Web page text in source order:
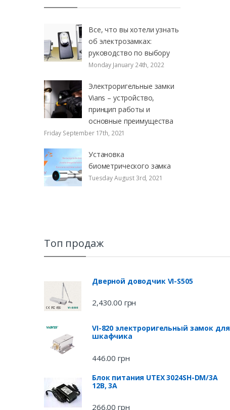
Все, что вы хотели узнать
об электрозамках:
руководство по выбору
Monday January 24th, 2022
Электроригельные замки
Vians – устройство,
принцип работы и
основные преимущества
Friday September 17th, 2021
Установка
биометрического замка
Tuesday August 3rd, 2021
Топ продаж
Дверной доводчик VI-S505
2,430.00 грн
VI-820 электроригельный замок для
шкафчика
446.00 грн
Блок питания UTEX 3024SH-DM/3A
12В, 3А
266.00 грн